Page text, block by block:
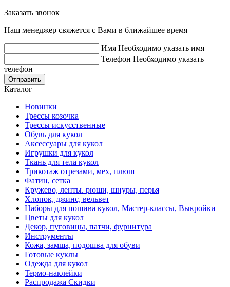
Заказать звонок
Наш менеджер свяжется с Вами в ближайшее время
Имя Необходимо указать имя
Телефон Необходимо указать
телефон
Отправить
Каталог
Новинки
Трессы козочка
Трессы искусственные
Обувь для кукол
Аксессуары для кукол
Игрушки для кукол
Ткань для тела кукол
Трикотаж отрезами, мех, плюш
Фатин, сетка
Кружево, ленты. рюши, шнуры, перья
Хлопок, джинс, вельвет
Наборы для пошива кукол, Мастер-классы, Выкройки
Цветы для кукол
Декор, пуговицы, патчи, фурнитура
Инструменты
Кожа, замша, подошва для обуви
Готовые куклы
Одежда для кукол
Термо-наклейки
Распродажа Скидки